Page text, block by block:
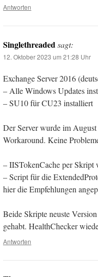
Antworten
Singlethreadedsagt:
12. Oktober 2023 um 21:28 Uhr
Exchange Server 2016
– Alle Windows Updates
– SU10 für CU23 installiert
Der Server wurde im
Workaround. Keine
– IISTokenCache per Skript
– Script für die
hier die Empfehlungen
Beide Skripte neuste
gehabt. HealthChecker
Antworten